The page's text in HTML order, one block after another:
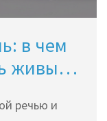
в чем
живые
речью и